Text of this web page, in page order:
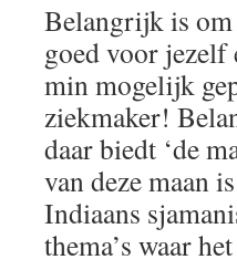
Belangrijk is om
goed voor jezelf
min mogelijk
ziekmaker!
daar biedt ‘de
van deze maan
Indiaans
thema’s waar